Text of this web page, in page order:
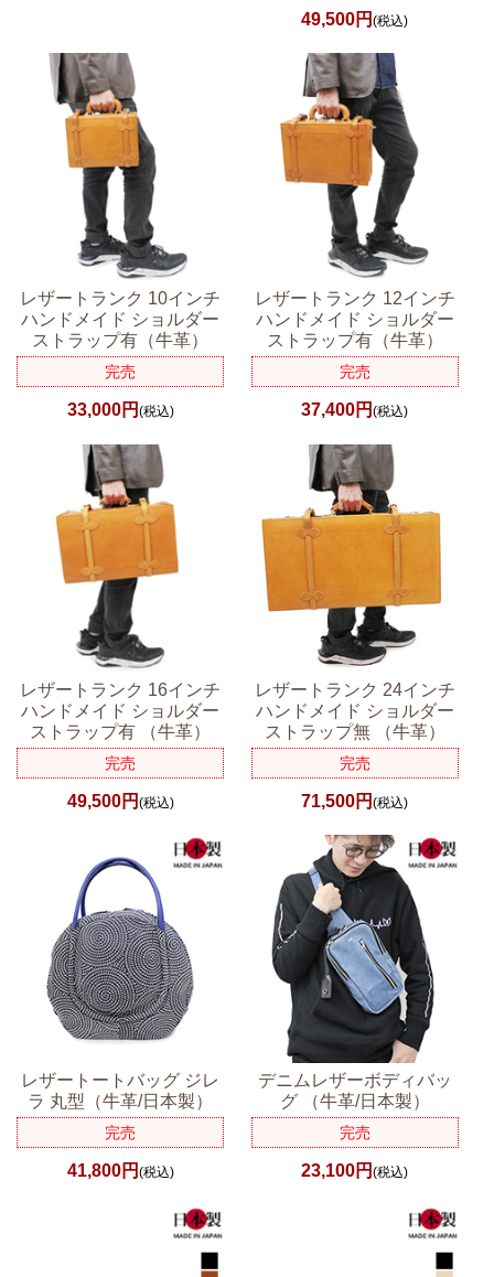
49,500円(税込)
レザートランク 10インチ
ハンドメイド ショルダー
ストラップ有（牛革）
完売
33,000円 (税込)
レザートランク 12インチ
ハンドメイド ショルダー
ストラップ有（牛革）
完売
37,400円(税込)
レザートランク 16インチ
ハンドメイド ショルダー
ストラップ有 （牛革）
完売
49,500円 (税込)
レザートランク 24インチ
ハンドメイド ショルダー
ストラップ無 （牛革）
完売
71,500円(税込)
レザートートバッグ ジレ
ラ 丸型（牛革/日本製）
完売
41,800円 (税込)
デニムレザーボディバッ
グ （牛革/日本製）
完売
23,100円(税込)